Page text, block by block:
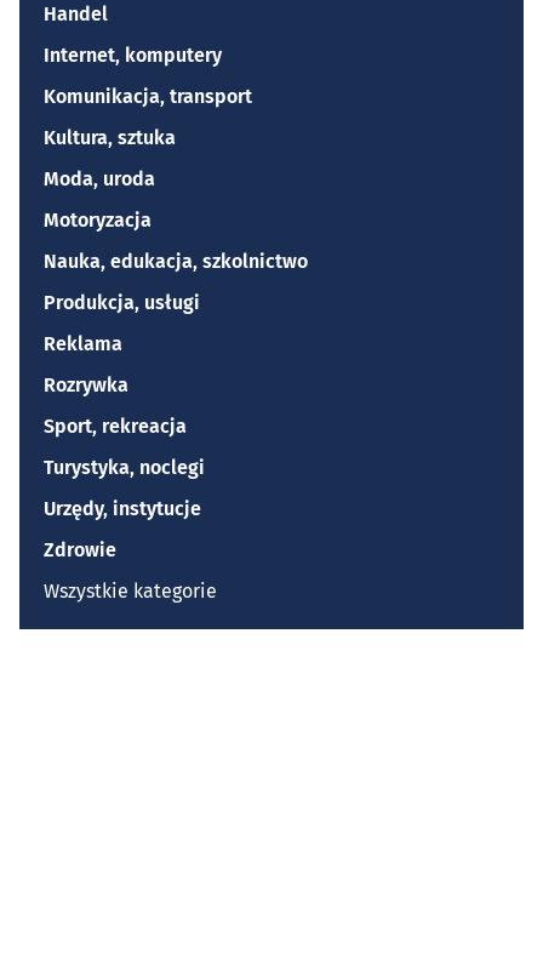
Handel
Internet, komputery
Komunikacja, transport
Kultura, sztuka
Moda, uroda
Motoryzacja
Nauka, edukacja, szkolnictwo
Produkcja, usługi
Reklama
Rozrywka
Sport, rekreacja
Turystyka, noclegi
Urzędy, instytucje
Zdrowie
Wszystkie kategorie